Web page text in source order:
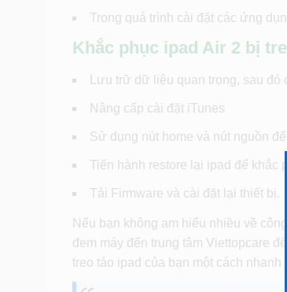
Trong quá trình cài đặt các ứng
Khắc phục ipad Air 2 bị
Lưu trữ dữ liệu quan trọng, sau
Nâng cấp cài đặt iTunes
Sử dụng nút home và nút nguồn
Tiến hành restore lại ipad để khắc
Tải Firmware và cài đặt lại thiết bị.
Nếu bạn không am hiểu nhiều về
đem máy đến trung tâm Viettopcare
treo táo ipad của bạn một cách nhanh